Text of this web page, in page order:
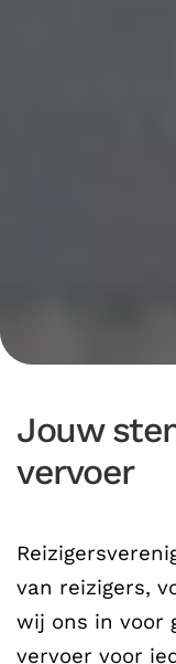
Jouw
vervoer
van reizigers,
wij ons in voor
vervoer voor